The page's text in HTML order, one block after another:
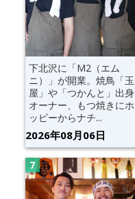
下北沢に「M2（エム
ニ）」が開業。焼鳥「玉
屋」や「つかんと」出身
オーナー、もつ焼きにホ
ッピーからナチ...
2026年08月06日